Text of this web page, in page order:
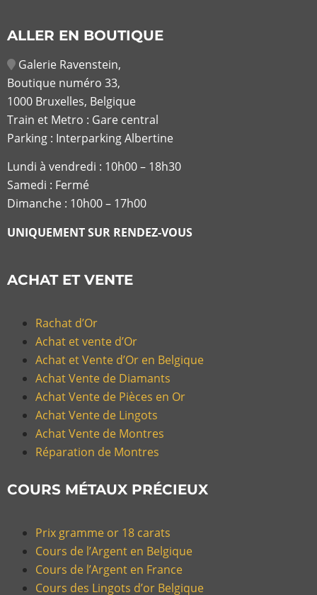
ALLER EN BOUTIQUE
Galerie Ravenstein,
Boutique numéro 33,
1000 Bruxelles, Belgique
Train et Metro : Gare central
Parking : Interparking Albertine
Lundi à vendredi : 10h00 – 18h30
Samedi : Fermé
Dimanche : 10h00 – 17h00
UNIQUEMENT SUR RENDEZ-VOUS
ACHAT ET VENTE
Rachat d’Or
Achat et vente d’Or
Achat et Vente d’Or en Belgique
Achat Vente de Diamants
Achat Vente de Pièces en Or
Achat Vente de Lingots
Achat Vente de Montres
Réparation de Montres
COURS MÉTAUX PRÉCIEUX
Prix gramme or 18 carats
Cours de l’Argent en Belgique
Cours de l’Argent en France
Cours des Lingots d’or Belgique